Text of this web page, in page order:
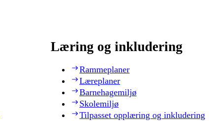
Læring og inkludering
Rammeplaner
Læreplaner
Barnehagemiljø
Skolemiljø
Tilpasset opplæring og inkludering